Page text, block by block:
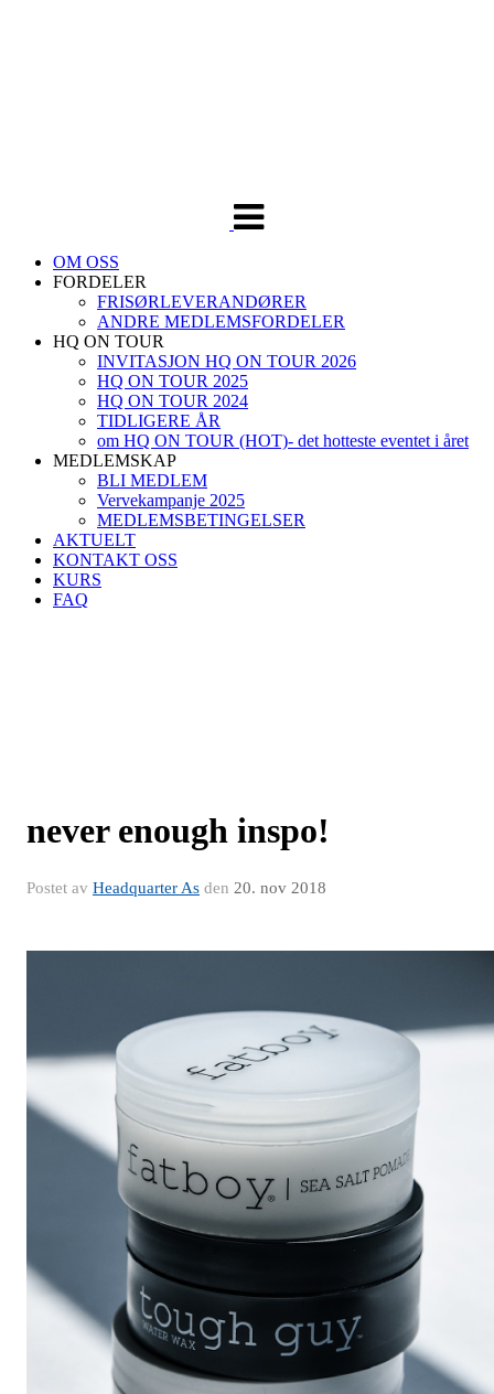
OM OSS
FORDELER
FRISØRLEVERANDØRER
ANDRE MEDLEMSFORDELER
HQ ON TOUR
INVITASJON HQ ON TOUR 2026
HQ ON TOUR 2025
HQ ON TOUR 2024
TIDLIGERE ÅR
om HQ ON TOUR (HOT)- det hotteste eventet i året
MEDLEMSKAP
BLI MEDLEM
Vervekampanje 2025
MEDLEMSBETINGELSER
AKTUELT
KONTAKT OSS
KURS
FAQ
never enough inspo!
Postet av Headquarter As den 20. nov 2018